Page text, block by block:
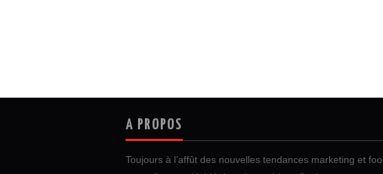
A PROPOS
Toujours à l’affût des nouvelles tendances marketing et